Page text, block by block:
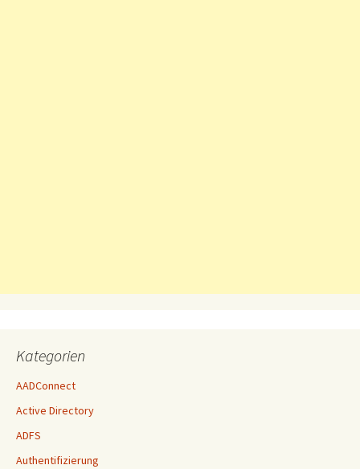
Kategorien
AADConnect
Active Directory
ADFS
Authentifizierung